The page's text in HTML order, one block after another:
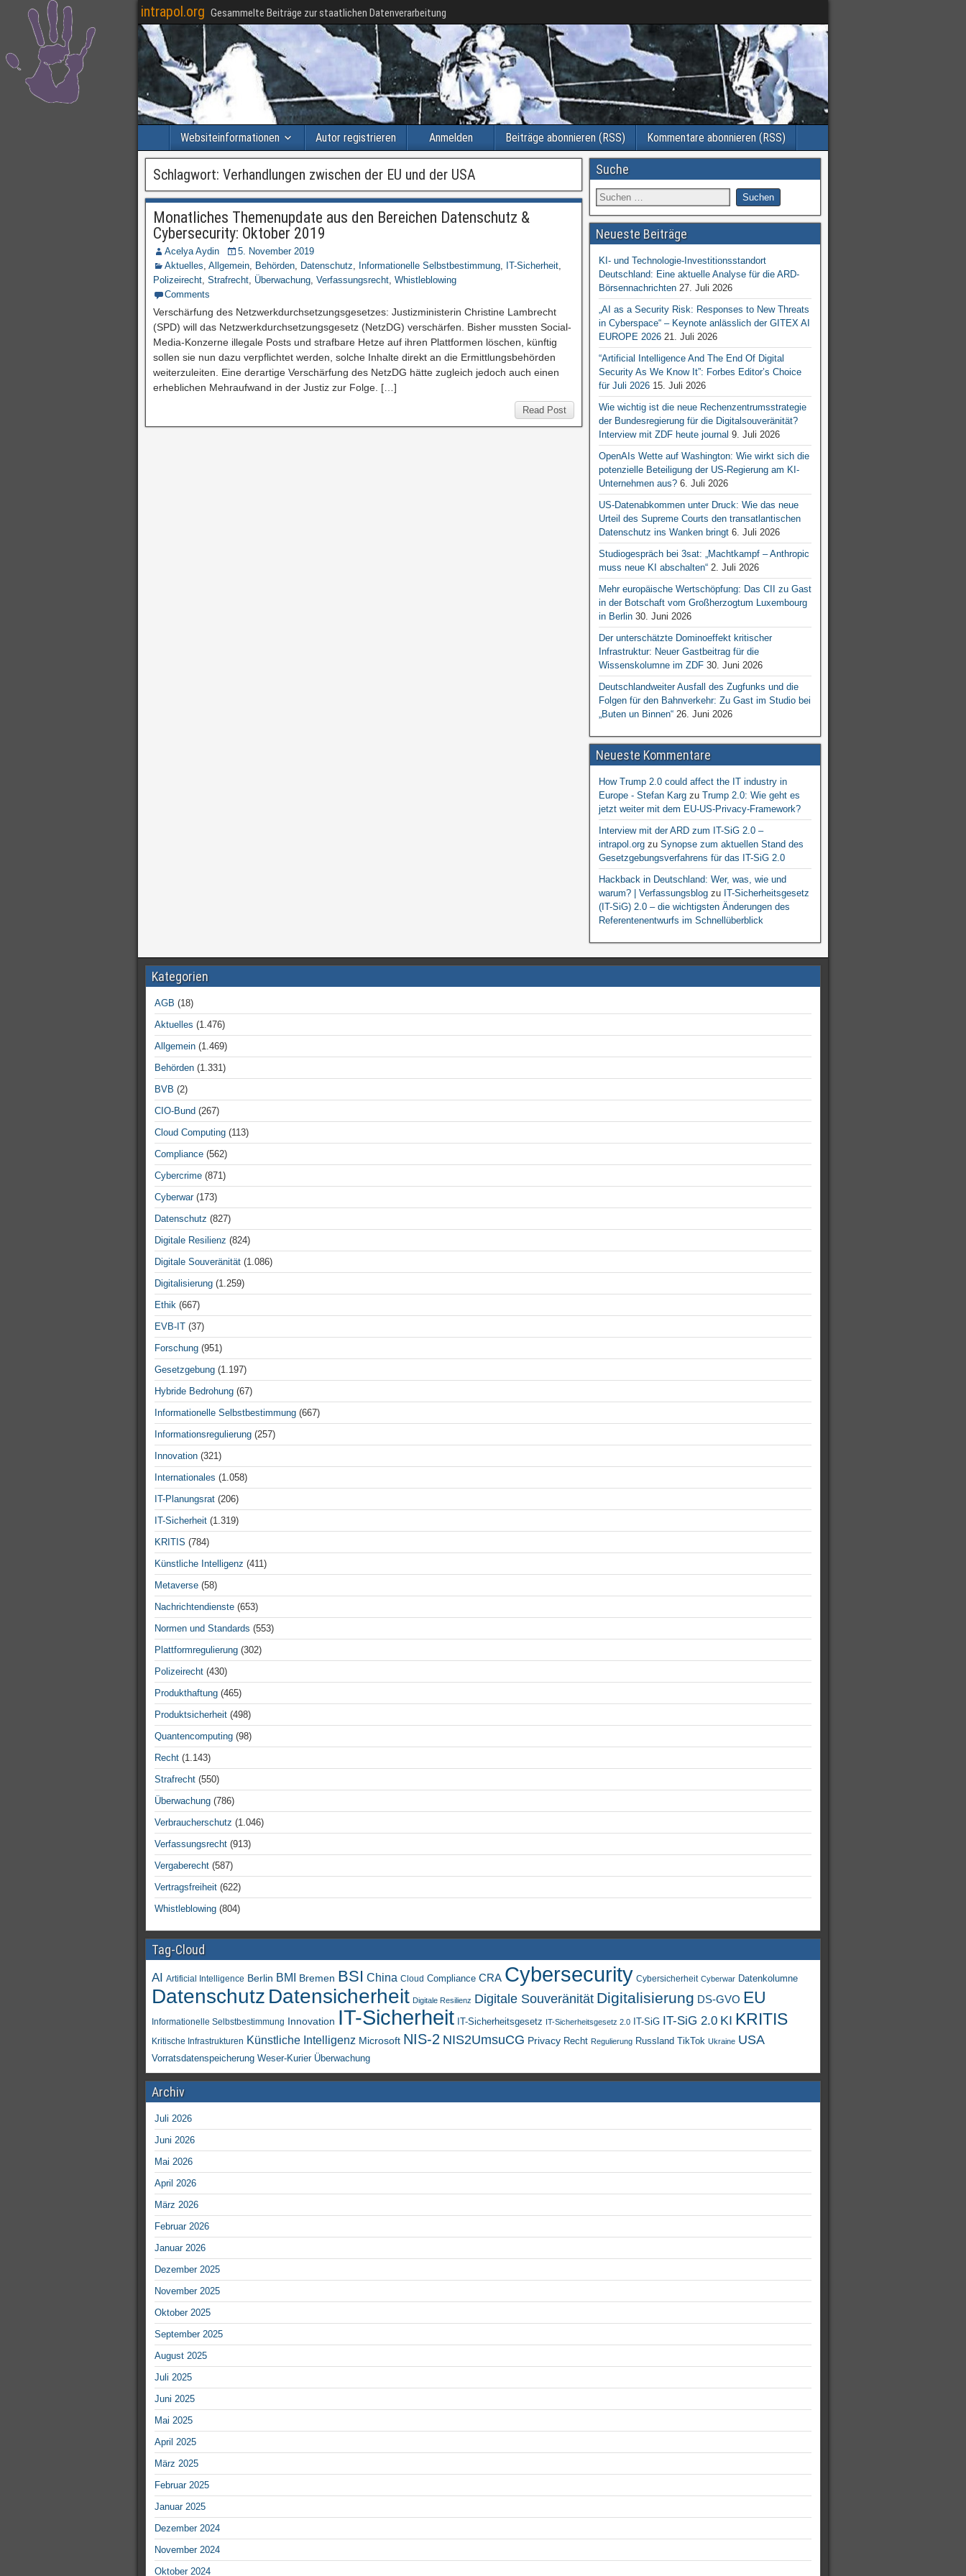
intrapol.org Gesammelte Beiträge zur staatlichen Datenverarbeitung
Websiteinformationen Autor registrieren Anmelden Beiträge abonnieren (RSS) Kommentare abonnieren (RSS)
Schlagwort: Verhandlungen zwischen der EU und der USA
Monatliches Themenupdate aus den Bereichen Datenschutz &
Cybersecurity: Oktober 2019
Acelya Aydin
5. November 2019
Aktuelles, Allgemein, Behörden, Datenschutz, Informationelle Selbstbestimmung, IT-Sicherheit,
Polizeirecht, Strafrecht, Überwachung, Verfassungsrecht, Whistleblowing
Comments
Verschärfung des Netzwerkdurchsetzungsgesetzes: Justizministerin Christine Lambrecht
(SPD) will das Netzwerkdurchsetzungsgesetz (NetzDG) verschärfen. Bisher mussten Social-
Media-Konzerne illegale Posts und strafbare Hetze auf ihren Plattformen löschen, künftig
sollen sie nun dazu verpflichtet werden, solche Inhalte direkt an die Ermittlungsbehörden
weiterzuleiten. Eine derartige Verschärfung des NetzDG hätte zugleich jedoch auch einen
erheblichen Mehraufwand in der Justiz zur Folge. […]
Read Post
Suche
Neueste Beiträge
KI- und Technologie-Investitionsstandort
Deutschland: Eine aktuelle Analyse für die ARD-
Börsennachrichten 27. Juli 2026
„AI as a Security Risk: Responses to New Threats
in Cyberspace“ – Keynote anlässlich der GITEX AI
EUROPE 2026 21. Juli 2026
“Artificial Intelligence And The End Of Digital
Security As We Know It”: Forbes Editor’s Choice
für Juli 2026 15. Juli 2026
Wie wichtig ist die neue Rechenzentrumsstrategie
der Bundesregierung für die Digitalsouveränität?
Interview mit ZDF heute journal 9. Juli 2026
OpenAIs Wette auf Washington: Wie wirkt sich die
potenzielle Beteiligung der US-Regierung am KI-
Unternehmen aus? 6. Juli 2026
US-Datenabkommen unter Druck: Wie das neue
Urteil des Supreme Courts den transatlantischen
Datenschutz ins Wanken bringt 6. Juli 2026
Studiogespräch bei 3sat: „Machtkampf – Anthropic
muss neue KI abschalten“ 2. Juli 2026
Mehr europäische Wertschöpfung: Das CII zu Gast
in der Botschaft vom Großherzogtum Luxembourg
in Berlin 30. Juni 2026
Der unterschätzte Dominoeffekt kritischer
Infrastruktur: Neuer Gastbeitrag für die
Wissenskolumne im ZDF 30. Juni 2026
Deutschlandweiter Ausfall des Zugfunks und die
Folgen für den Bahnverkehr: Zu Gast im Studio bei
„Buten un Binnen“ 26. Juni 2026
Neueste Kommentare
How Trump 2.0 could affect the IT industry in
Europe - Stefan Kargzu Trump 2.0: Wie geht es
jetzt weiter mit dem EU-US-Privacy-Framework?
Interview mit der ARD zum IT-SiG 2.0 –
intrapol.orgzu Synopse zum aktuellen Stand des
Gesetzgebungsverfahrens für das IT-SiG 2.0
Hackback in Deutschland: Wer, was, wie und
warum? | Verfassungsblogzu IT-Sicherheitsgesetz
(IT-SiG) 2.0 – die wichtigsten Änderungen des
Referentenentwurfs im Schnellüberblick
Kategorien
AGB (18)
Aktuelles (1.476)
Allgemein (1.469)
Behörden (1.331)
BVB (2)
CIO-Bund (267)
Cloud Computing (113)
Compliance (562)
Cybercrime (871)
Cyberwar(173)
Datenschutz (827)
Digitale Resilienz (824)
Digitale Souveränität (1.086)
Digitalisierung (1.259)
Ethik (667)
EVB-IT (37)
Forschung (951)
Gesetzgebung (1.197)
Hybride Bedrohung (67)
Informationelle Selbstbestimmung (667)
Informationsregulierung (257)
Innovation (321)
Internationales (1.058)
IT-Planungsrat (206)
IT-Sicherheit (1.319)
KRITIS (784)
Künstliche Intelligenz (411)
Metaverse (58)
Nachrichtendienste (653)
Normen und Standards (553)
Plattformregulierung (302)
Polizeirecht (430)
Produkthaftung (465)
Produktsicherheit (498)
Quantencomputing (98)
Recht (1.143)
Strafrecht (550)
Überwachung (786)
Verbraucherschutz (1.046)
Verfassungsrecht (913)
Vergaberecht (587)
Vertragsfreiheit (622)
Whistleblowing (804)
Tag-Cloud
AI Artificial Intelligence Berlin BMI Bremen BSI China Cloud Compliance CRA Cybersecurity Cybersicherheit Cyberwar Datenkolumne
Datenschutz Datensicherheit Digitale Resilienz Digitale Souveränität Digitalisierung DS-GVO EU
Informationelle Selbstbestimmung Innovation IT-Sicherheit IT-Sicherheitsgesetz IT-Sicherheitsgesetz 2.0 IT-SiG IT-SiG 2.0 KI KRITIS
Kritische Infrastrukturen Künstliche Intelligenz Microsoft NIS-2 NIS2UmsuCG Privacy Recht Regulierung Russland TikTok Ukraine USA
Vorratsdatenspeicherung Weser-Kurier Überwachung
Archiv
Juli 2026
Juni 2026
Mai 2026
April 2026
März 2026
Februar 2026
Januar 2026
Dezember 2025
November 2025
Oktober 2025
September 2025
August 2025
Juli 2025
Juni 2025
Mai 2025
April 2025
März 2025
Februar 2025
Januar 2025
Dezember 2024
November 2024
Oktober 2024